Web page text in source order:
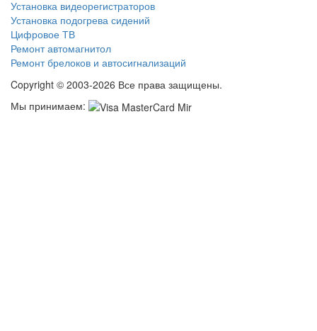
Установка видеорегистраторов
Установка подогрева сидений
Цифровое ТВ
Ремонт автомагнитол
Ремонт брелоков и автосигнализаций
Copyright © 2003-2026 Все права защищены.
Мы принимаем: